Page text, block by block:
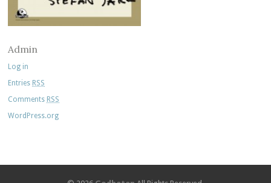
Admin
Log in
Entries RSS
Comments RSS
WordPress.org